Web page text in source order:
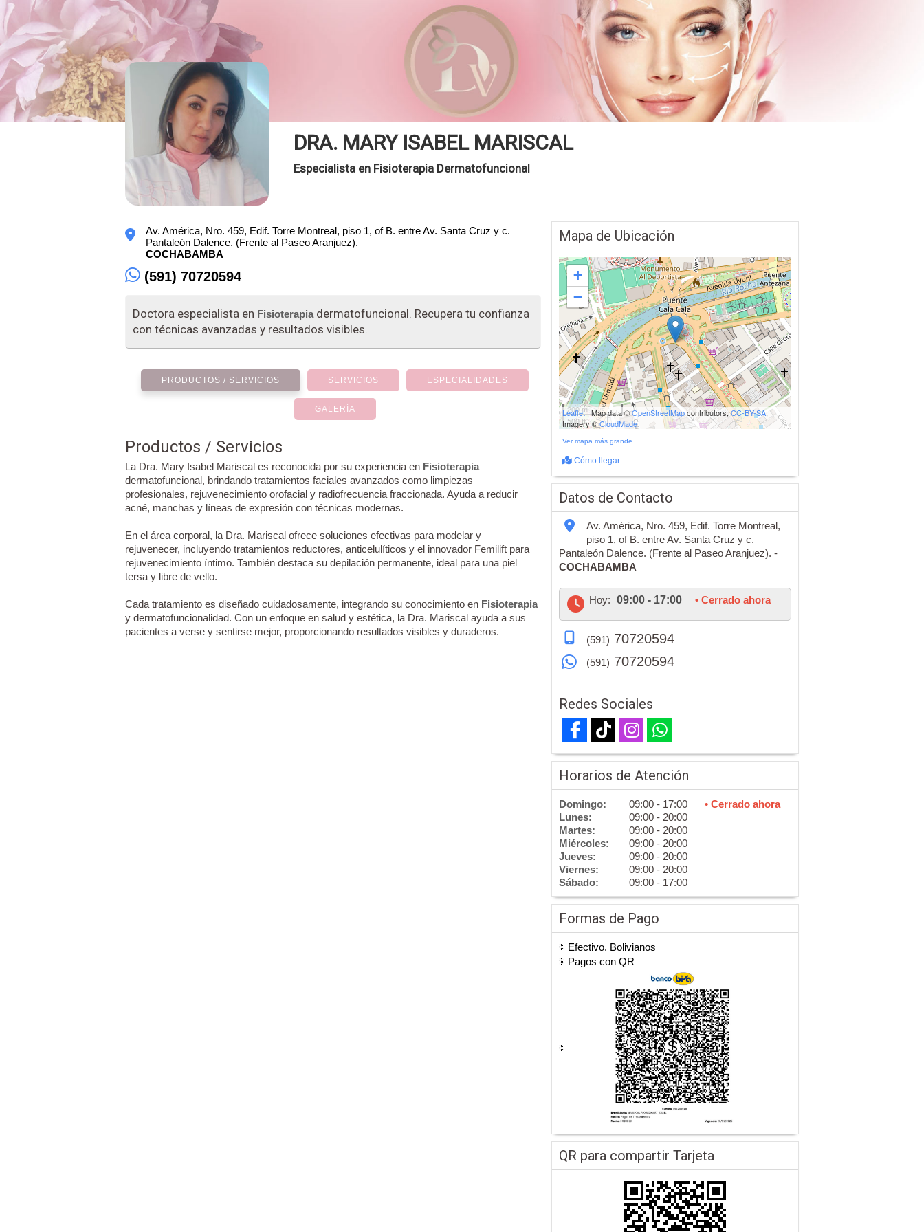
DRA. MARY ISABEL MARISCAL
Especialista en Fisioterapia Dermatofuncional
Av. América, Nro. 459, Edif. Torre Montreal, piso 1, of B. entre Av. Santa Cruz y c.
Pantaleón Dalence. (Frente al Paseo Aranjuez).
COCHABAMBA
(591) 70720594
Doctora especialista en Fisioterapiadermatofuncional. Recupera tu confianza
con técnicas avanzadas y resultados visibles.
PRODUCTOS / SERVICIOS SERVICIOS ESPECIALIDADES
GALERÍA
Productos / Servicios
La Dra. Mary Isabel Mariscal es reconocida por su experiencia en Fisioterapia
dermatofuncional, brindando tratamientos faciales avanzados como limpiezas
profesionales, rejuvenecimiento orofacial y radiofrecuencia fraccionada. Ayuda a reducir
acné, manchas y líneas de expresión con técnicas modernas.
En el área corporal, la Dra. Mariscal ofrece soluciones efectivas para modelar y
rejuvenecer, incluyendo tratamientos reductores, anticelulíticos y el innovador Femilift para
rejuvenecimiento íntimo. También destaca su depilación permanente, ideal para una piel
tersa y libre de vello.
Cada tratamiento es diseñado cuidadosamente, integrando su conocimiento en Fisioterapia
y dermatofuncionalidad. Con un enfoque en salud y estética, la Dra. Mariscal ayuda a sus
pacientes a verse y sentirse mejor, proporcionando resultados visibles y duraderos.
Mapa de Ubicación
+
−
200 m
500 ft
Leaflet| Map data ©OpenStreetMapcontributors,CC-BY-SA,
Imagery ©CloudMade
Ver mapa más grande
Cómo llegar
Datos de Contacto
Av. América, Nro. 459, Edif. Torre Montreal,
piso 1, of B. entre Av. Santa Cruz y c.
Pantaleón Dalence. (Frente al Paseo Aranjuez). -
COCHABAMBA
Hoy: 09:00 - 17:00 • Cerrado ahora
(591) 70720594
(591) 70720594
Redes Sociales
Horarios de Atención
Domingo: 09:00 - 17:00
• Cerrado ahora
Lunes:
09:00 - 20:00
Martes:
09:00 - 20:00
Miércoles:
09:00 - 20:00
Jueves:
09:00 - 20:00
Viernes:
09:00 - 20:00
Sábado:
09:00 - 17:00
Formas de Pago
Efectivo. Bolivianos
Pagos con QR
QR para compartir Tarjeta